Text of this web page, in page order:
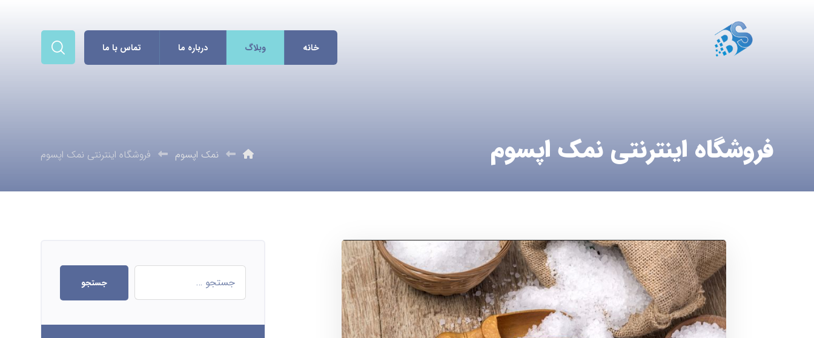
خانه وبلاگ درباره ما تماس با ما
فروشگاه اینترنتی نمک اپسوم نمک اپسوم فروشگاه اینترنتی نمک اپسوم
جستجو